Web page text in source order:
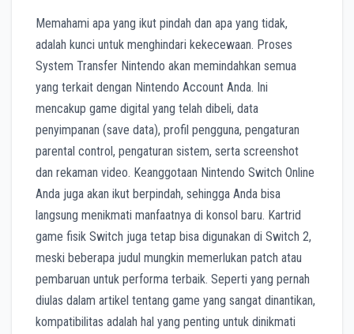
Memahami apa yang ikut pindah dan apa yang tidak,
adalah kunci untuk menghindari kekecewaan. Proses
System Transfer Nintendo akan memindahkan semua
yang terkait dengan Nintendo Account Anda. Ini
mencakup game digital yang telah dibeli, data
penyimpanan (save data), profil pengguna, pengaturan
parental control, pengaturan sistem, serta screenshot
dan rekaman video. Keanggotaan Nintendo Switch Online
Anda juga akan ikut berpindah, sehingga Anda bisa
langsung menikmati manfaatnya di konsol baru. Kartrid
game fisik Switch juga tetap bisa digunakan di Switch 2,
meski beberapa judul mungkin memerlukan patch atau
pembaruan untuk performa terbaik. Seperti yang pernah
diulas dalam artikel tentang game yang sangat dinantikan,
kompatibilitas adalah hal yang penting untuk dinikmati